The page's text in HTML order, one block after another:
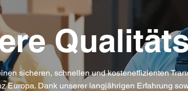
sicheren, schnellen und kosteneffizienten
Europa. Dank unserer langjährigen Erfahrung